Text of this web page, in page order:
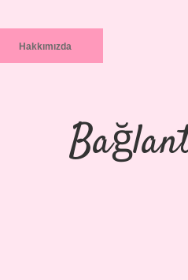
Hakkımızda